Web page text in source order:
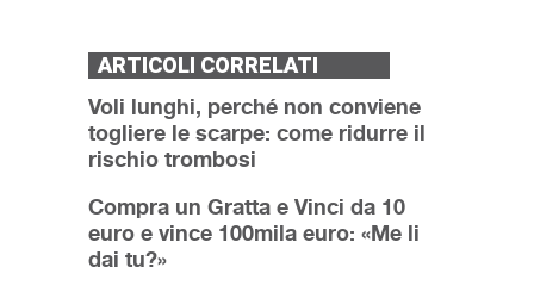
ARTICOLI CORRELATI
Voli lunghi, perché non conviene
togliere le scarpe: come ridurre il
rischio trombosi
Compra un Gratta e Vinci da 10
euro e vince 100mila euro: «Me li
dai tu?»